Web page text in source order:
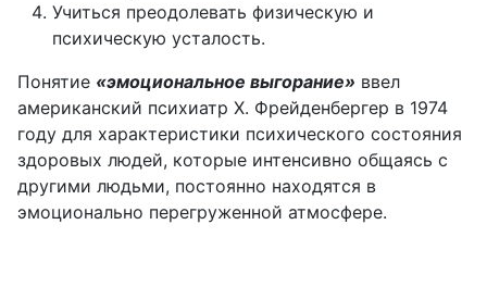
Учиться преодолевать физическую и
психическую усталость.
Понятие «эмоциональное выгорание» ввел
американский психиатр Х. Фрейденбергер в 1974
году для характеристики психического состояния
здоровых людей, которые интенсивно общаясь с
другими людьми, постоянно находятся в
эмоционально перегруженной атмосфере.